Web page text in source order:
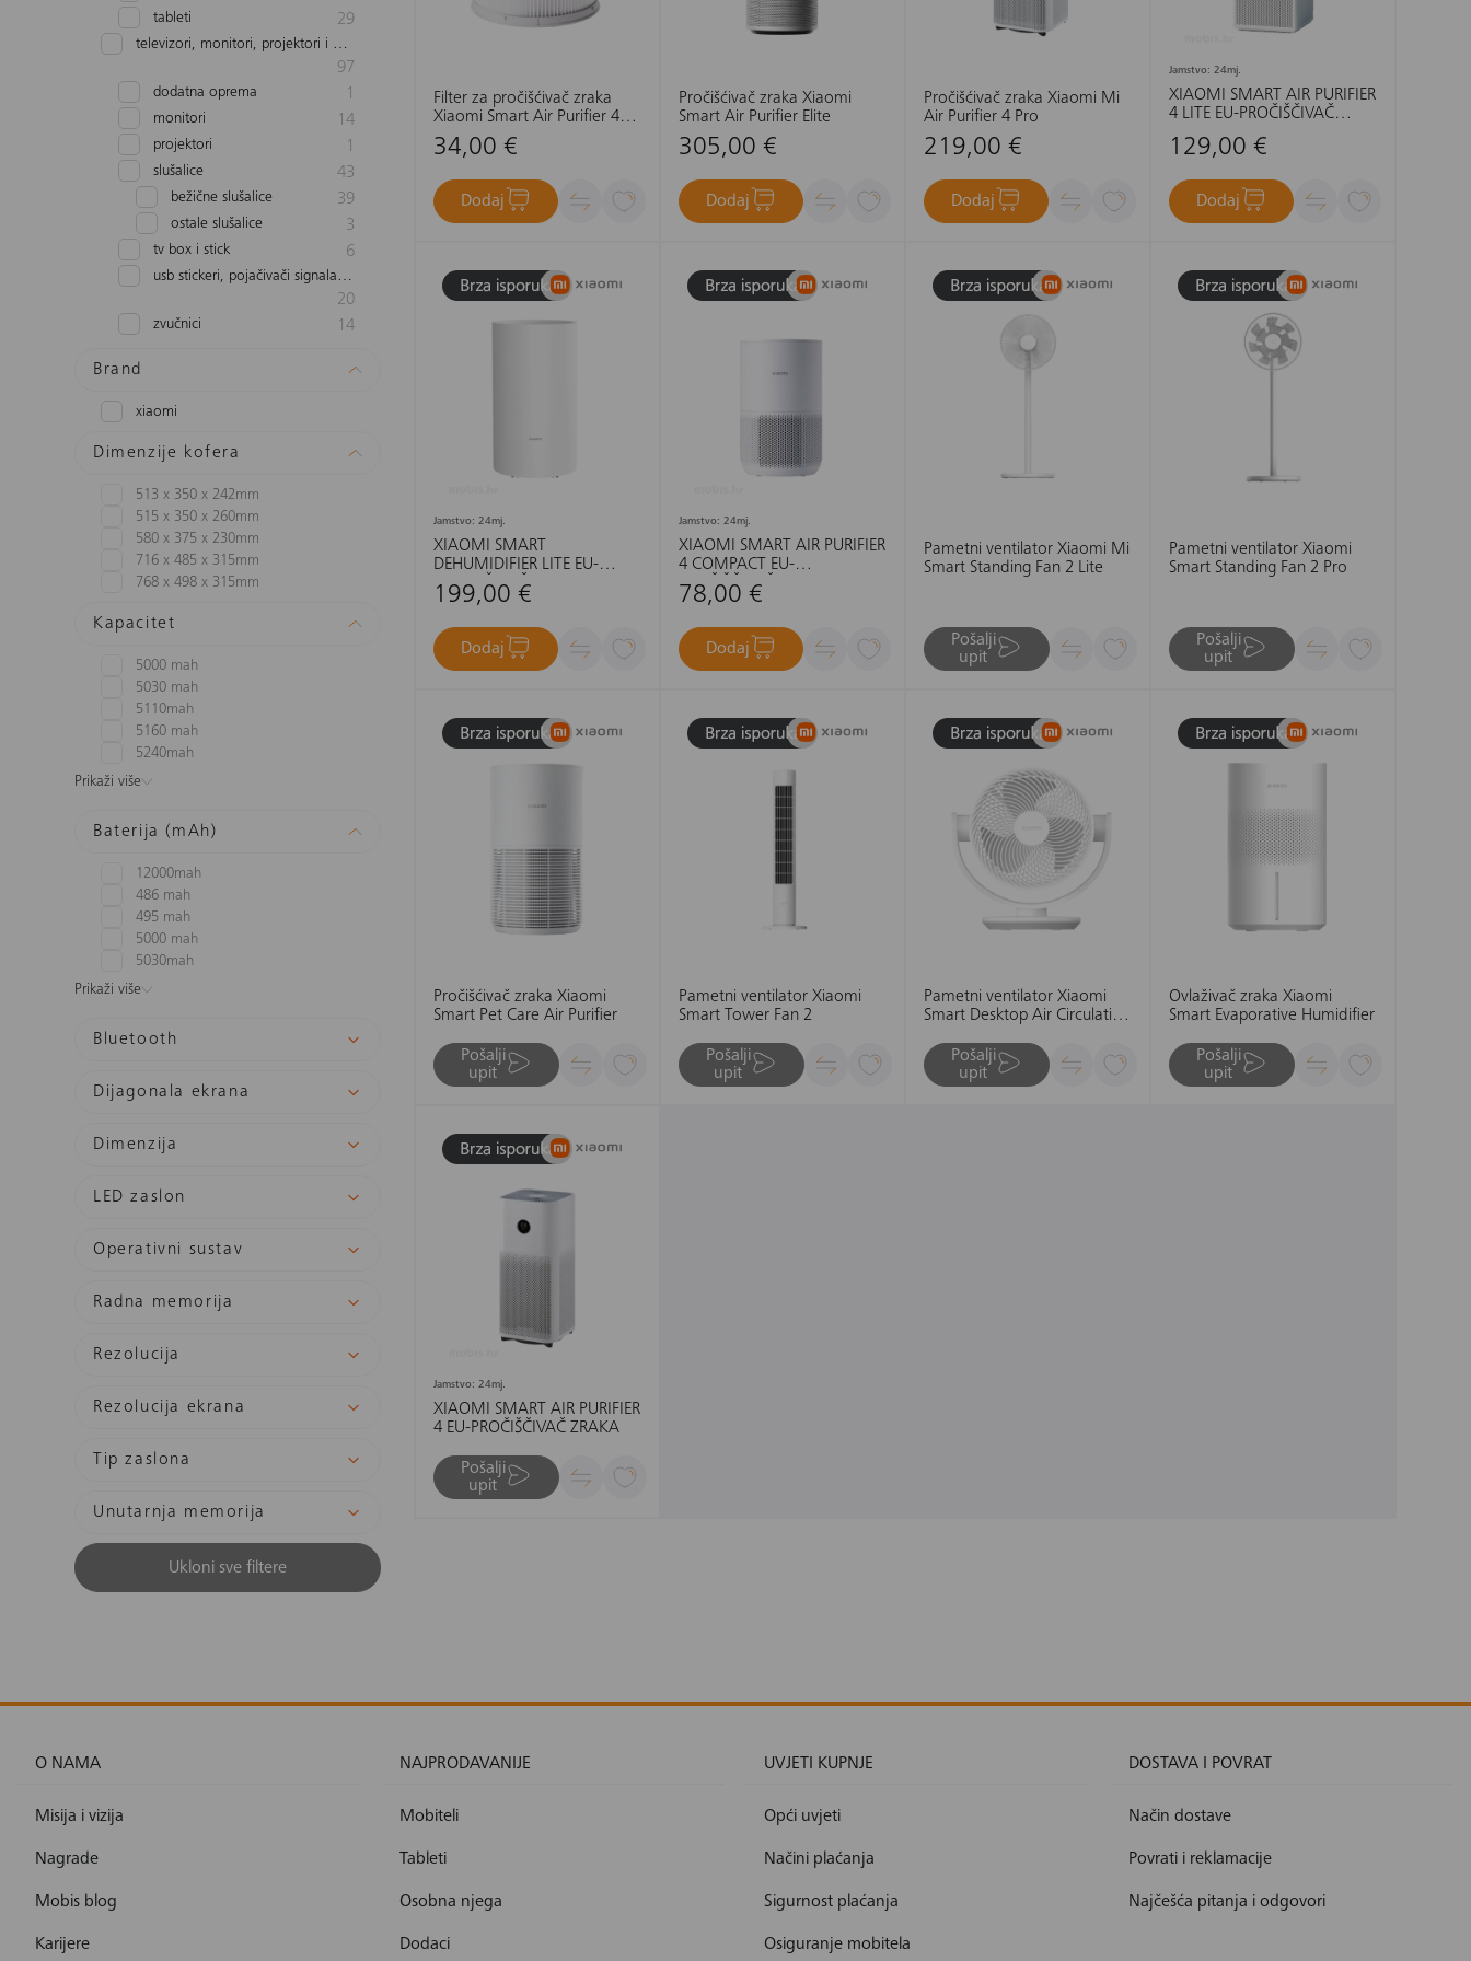
tableti 29
televizori, monitori, projektori i audio
97
dodatna oprema 1
monitori 14
projektori 1
slušalice 43
bežične slušalice 39
ostale slušalice 3
tv box i stick 6
usb stickeri, pojačivači signala i routeri
20
zvučnici 14
Brand
xiaomi
Dimenzije kofera
513 x 350 x 242mm
515 x 350 x 260mm
580 x 375 x 230mm
716 x 485 x 315mm
768 x 498 x 315mm
Kapacitet
5000 mah
5030 mah
5110mah
5160 mah
5240mah
Prikaži više
Baterija (mAh)
12000mah
486 mah
495 mah
5000 mah
5030mah
Prikaži više
Bluetooth
Dijagonala ekrana
Dimenzija
LED zaslon
Operativni sustav
Radna memorija
Rezolucija
Rezolucija ekrana
Tip zaslona
Unutarnja memorija
Ukloni sve filtere
Filter za pročišćivač zraka
Xiaomi Smart Air Purifier 4
Compact Filter
34,00 €
Dodaj
Pročišćivač zraka Xiaomi
Smart Air Purifier Elite
305,00 €
Dodaj
Pročišćivač zraka Xiaomi Mi
Air Purifier 4 Pro
219,00 €
Dodaj
Jamstvo: 24mj.
XIAOMI SMART AIR PURIFIER
4 LITE EU-PROČIŠČIVAČ
129,00 €
Dodaj
Jamstvo: 24mj.
XIAOMI SMART
DEHUMIDIFIER LITE EU-
ODVLAŽIVAČ ZRAKA
199,00 €
Dodaj
Jamstvo: 24mj.
XIAOMI SMART AIR PURIFIER
4 COMPACT EU-
PROČIŠČIVAČ ZRAKA
78,00 €
Dodaj
Pametni ventilator Xiaomi Mi
Smart Standing Fan 2 Lite
Pošalji
upit
Pametni ventilator Xiaomi
Smart Standing Fan 2 Pro
Pošalji
upit
Pročišćivač zraka Xiaomi
Smart Pet Care Air Purifier
Pošalji
upit
Pametni ventilator Xiaomi
Smart Tower Fan 2
Pošalji
upit
Pametni ventilator Xiaomi
Smart Desktop Air Circulation
Pošalji
upit
Ovlaživač zraka Xiaomi
Smart Evaporative Humidifier
Pošalji
upit
Jamstvo: 24mj.
XIAOMI SMART AIR PURIFIER
4 EU-PROČIŠČIVAČ ZRAKA
Pošalji
upit
O NAMA
Misija i vizija
Nagrade
Mobis blog
Karijere
NAJPRODAVANIJE
Mobiteli
Tableti
Osobna njega
Dodaci
UVJETI KUPNJE
Opći uvjeti
Načini plaćanja
Sigurnost plaćanja
Osiguranje mobitela
DOSTAVA I POVRAT
Način dostave
Povrati i reklamacije
Najčešća pitanja i odgovori